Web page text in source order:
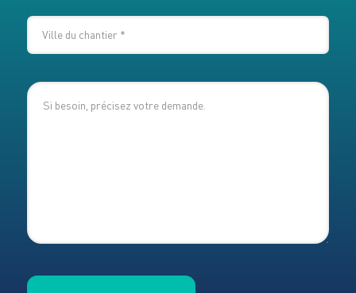
DU
CHANTIER
VILLE
DU
CHANTIER*
MESSAGE